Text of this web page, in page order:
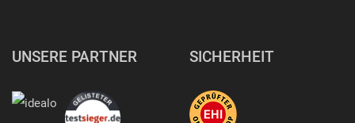
UNSERE PARTNER SICHERHEIT